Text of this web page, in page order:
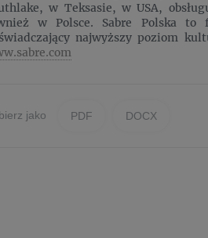
w Teksasie, w USA,
w Polsce. Sabre Polska
najwyższy poziom
jako PDF DOCX